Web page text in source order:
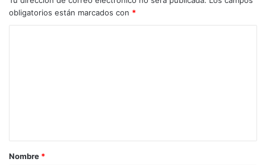
obligatorios están marcados con *
Nombre *